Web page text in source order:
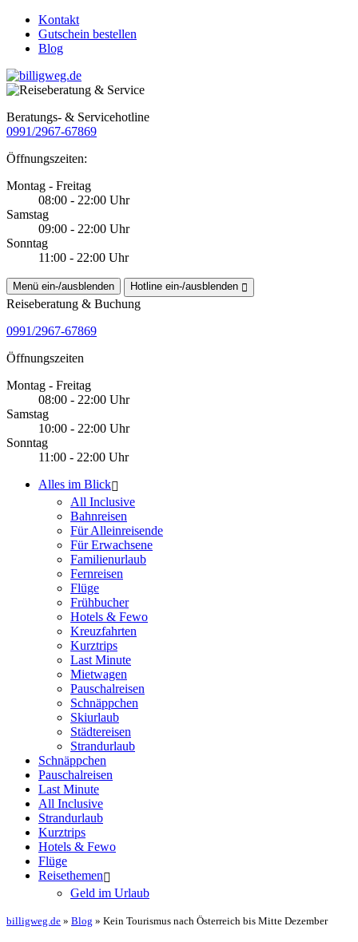
Kontakt
Gutschein bestellen
Blog
Beratungs- & Servicehotline
0991/2967-67869
Öffnungszeiten:
Montag - Freitag
08:00 - 22:00 Uhr
Samstag
09:00 - 22:00 Uhr
Sonntag
11:00 - 22:00 Uhr
Menü ein-/ausblenden Hotline ein-/ausblenden
Reiseberatung & Buchung
0991/2967-67869
Öffnungszeiten
Montag - Freitag
08:00 - 22:00 Uhr
Samstag
10:00 - 22:00 Uhr
Sonntag
11:00 - 22:00 Uhr
Alles im Blick
All Inclusive
Bahnreisen
Für Alleinreisende
Für Erwachsene
Familienurlaub
Fernreisen
Flüge
Frühbucher
Hotels & Fewo
Kreuzfahrten
Kurztrips
Last Minute
Mietwagen
Pauschalreisen
Schnäppchen
Skiurlaub
Städtereisen
Strandurlaub
Schnäppchen
Pauschalreisen
Last Minute
All Inclusive
Strandurlaub
Kurztrips
Hotels & Fewo
Flüge
Reisethemen
Geld im Urlaub
billigweg.de » Blog » Kein Tourismus nach Österreich bis Mitte Dezember